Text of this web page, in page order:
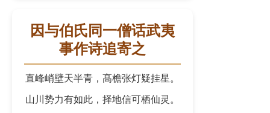
因与伯氏同一僧话武夷
事作诗追寄之
直峰峭壁天半青，髙檐张灯疑挂星。
山川势力有如此，择地信可栖仙灵。